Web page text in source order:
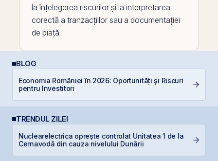
la înțelegerea riscurilor și la interpretarea
corectă a tranzacțiilor sau a documentației
de piață.
BLOG
Economia României în 2026: Oportunități și Riscuri
pentru Investitori
TRENDUL ZILEI
Nuclearelectrica oprește controlat Unitatea 1 de la
Cernavodă din cauza nivelului Dunării